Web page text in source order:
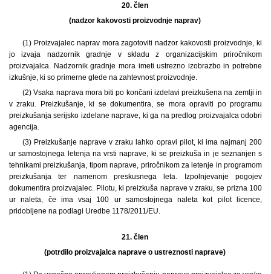
20. člen
(nadzor kakovosti proizvodnje naprav)
(1) Proizvajalec naprav mora zagotoviti nadzor kakovosti proizvodnje, ki
jo izvaja nadzornik gradnje v skladu z organizacijskim priročnikom
proizvajalca. Nadzornik gradnje mora imeti ustrezno izobrazbo in potrebne
izkušnje, ki so primerne glede na zahtevnost proizvodnje.
(2) Vsaka naprava mora biti po končani izdelavi preizkušena na zemlji in
v zraku. Preizkušanje, ki se dokumentira, se mora opraviti po programu
preizkušanja serijsko izdelane naprave, ki ga na predlog proizvajalca odobri
agencija.
(3) Preizkušanje naprave v zraku lahko opravi pilot, ki ima najmanj 200
ur samostojnega letenja na vrsti naprave, ki se preizkuša in je seznanjen s
tehnikami preizkušanja, tipom naprave, priročnikom za letenje in programom
preizkušanja ter namenom preskusnega leta. Izpolnjevanje pogojev
dokumentira proizvajalec. Pilotu, ki preizkuša naprave v zraku, se prizna 100
ur naleta, če ima vsaj 100 ur samostojnega naleta kot pilot licence,
pridobljene na podlagi Uredbe 1178/2011/EU.
21. člen
(potrdilo proizvajalca naprave o ustreznosti naprave)